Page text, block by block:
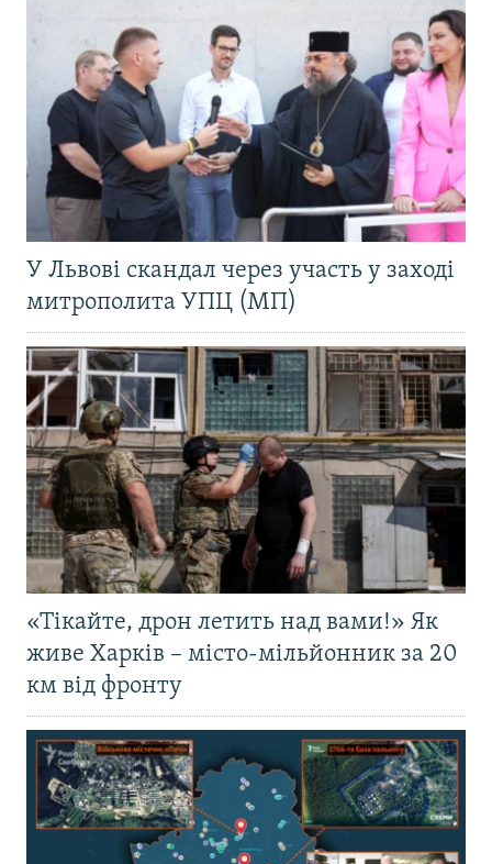
У Львові скандал через участь у заході
митрополита УПЦ (МП)
«Тікайте, дрон летить над вами!» Як
живе Харків – місто-мільйонник за 20
км від фронту